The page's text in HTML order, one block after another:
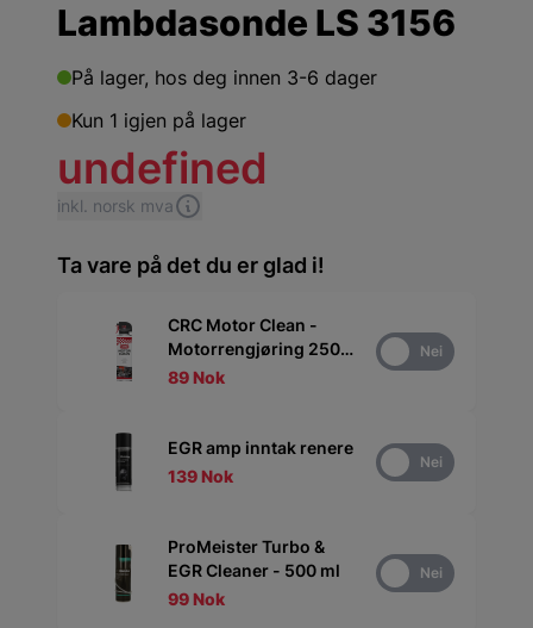
Lambdasonde LS 3156
På lager, hos deg innen 3-6 dager
Kun 1 igjen på lager
undefined
inkl. norsk mva
Ta vare på det du er glad i!
CRC Motor Clean -
Motorrengjøring 250
ml
89 Nok
Nei
EGR amp inntak renere
139 Nok
Nei
ProMeister Turbo &
EGR Cleaner - 500 ml
99 Nok
Nei